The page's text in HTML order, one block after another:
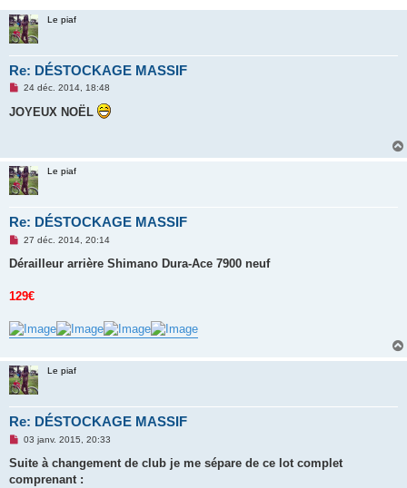
Le piaf
Re: DÉSTOCKAGE MASSIF
M
s
s
o
n
l
24 déc. 2014, 18:48
JOYEUX NOËL
Le piaf
Re: DÉSTOCKAGE MASSIF
M
s
g
o
n
27 déc. 2014, 20:14
Dérailleur arrière Shimano Dura-Ace 7900 neuf
129€
Le piaf
Re: DÉSTOCKAGE MASSIF
M
s
a
03 janv. 2015, 20:33
Suite à changement de club je me sépare de ce lot complet
comprenant :